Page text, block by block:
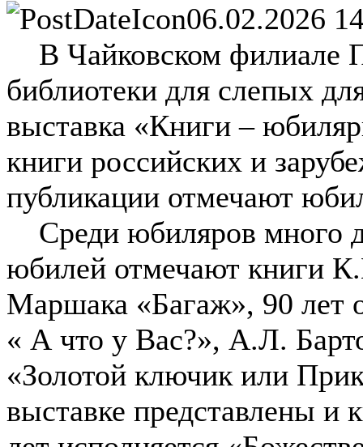
06.02.2026
В Чайковском филиале
библиотеки для слепых
выставка «Книги –
книги российских и
публикации отмечают
Среди юбиляров много
юбилей отмечают книги
Маршака «Багаж», 90 лет
« А что у Вас?», А.Л.
«Золотой ключик или
выставке представлены и